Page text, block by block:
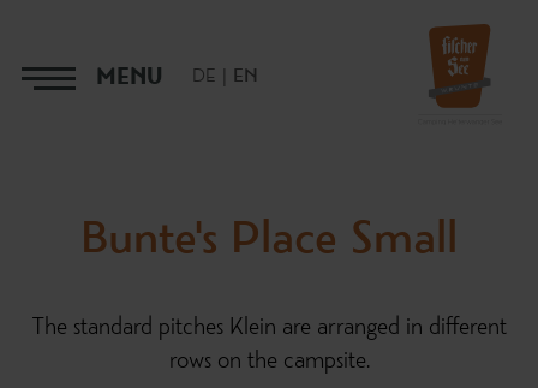
MENU DE EN
Bunte's Place Small
The standard pitches Klein are arranged in different
rows on the campsite.